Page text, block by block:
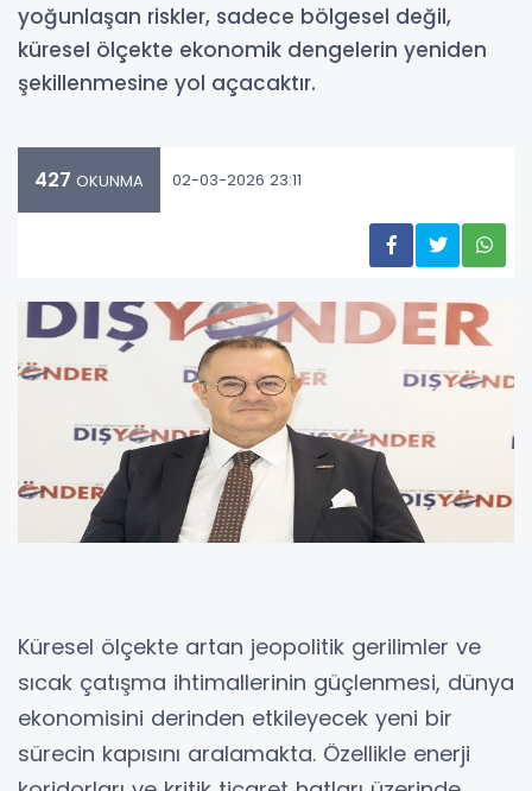
yoğunlaşan riskler, sadece bölgesel değil,
küresel ölçekte ekonomik dengelerin yeniden
şekillenmesine yol açacaktır.
427 OKUNMA 02-03-2026 23:11
Küresel ölçekte artan jeopolitik gerilimler ve
sıcak çatışma ihtimallerinin güçlenmesi, dünya
ekonomisini derinden etkileyecek yeni bir
sürecin kapısını aralamakta. Özellikle enerji